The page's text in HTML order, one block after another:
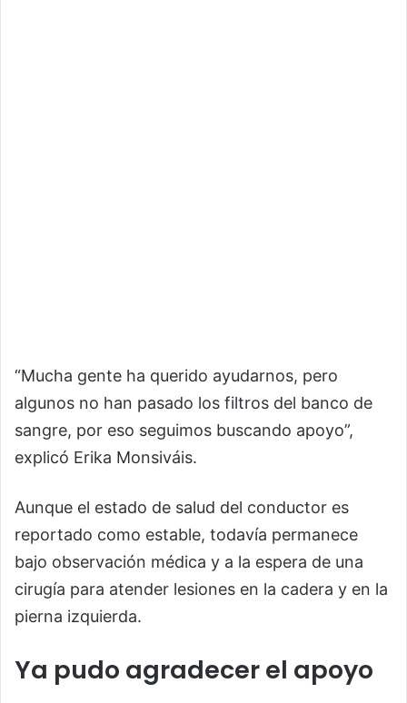
“Mucha gente ha querido ayudarnos, pero
algunos no han pasado los filtros del banco de
sangre, por eso seguimos buscando apoyo”,
explicó Erika Monsiváis.
Aunque el estado de salud del conductor es
reportado como estable, todavía permanece
bajo observación médica y a la espera de una
cirugía para atender lesiones en la cadera y en la
pierna izquierda.
Ya pudo agradecer el apoyo